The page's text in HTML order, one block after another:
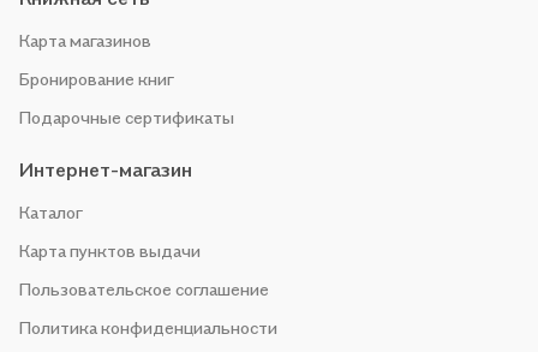
Карта магазинов
Бронирование книг
Подарочные сертификаты
Интернет-магазин
Каталог
Карта пунктов выдачи
Пользовательское соглашение
Политика конфиденциальности